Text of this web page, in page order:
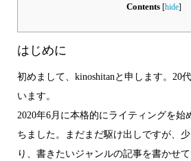
Contents [hide]
はじめに
初めまして、kinoshitanと申します。20
います。
2020年6月に本格的にライティングを始
ちました。まだまだ駆け出しですが、
り、書きたいジャンルの記事を書かせ